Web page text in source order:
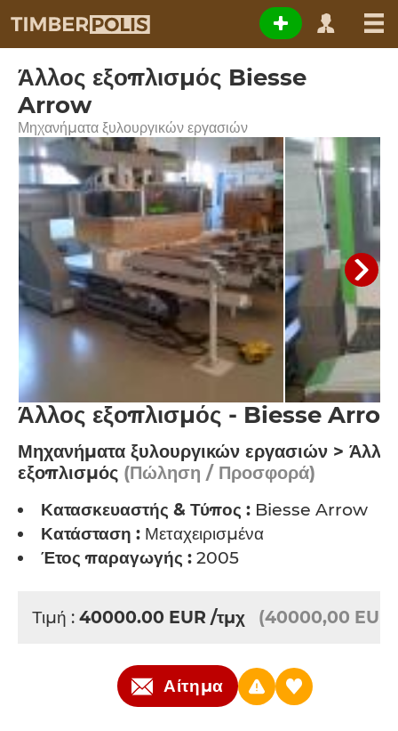
Άλλος εξοπλισμός Biesse
Arrow
Μηχανήματα ξυλουργικών εργασιών
Άλλος εξοπλισμός - Biesse
Μηχανήματα ξυλουργικών εργασιών >
εξοπλισμός (Πώληση / Προσφορά)
Κατασκευαστής & Τύπος : Biesse Arrow
Κατάσταση : Μεταχειρισμένα
Έτος παραγωγής : 2005
Τιμή : 40000.00 EUR /τμχ (40000,00 EUR)
Αίτημα